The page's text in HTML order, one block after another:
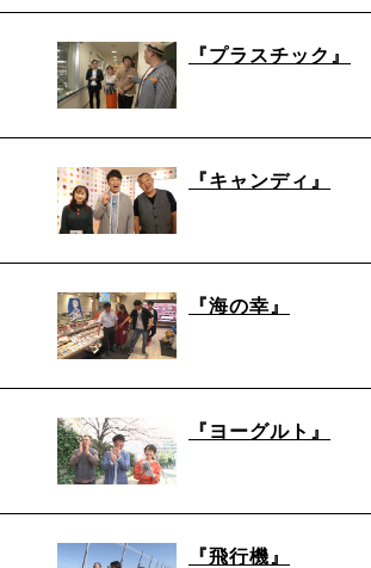
『プラスチック』
『キャンディ』
『海の幸』
『ヨーグルト』
『飛行機』